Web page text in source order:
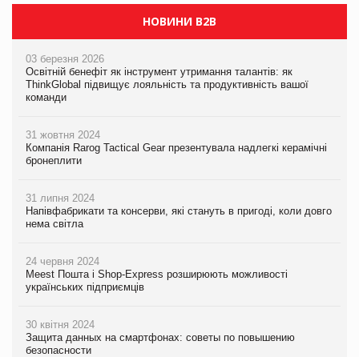
НОВИНИ B2B
03 березня 2026
Освітній бенефіт як інструмент утримання талантів: як
ThinkGlobal підвищує лояльність та продуктивність вашої
команди
31 жовтня 2024
Компанія Rarog Tactical Gear презентувала надлегкі керамічні
бронеплити
31 липня 2024
Напівфабрикати та консерви, які стануть в пригоді, коли довго
нема світла
24 червня 2024
Meest Пошта і Shop-Express розширюють можливості
українських підприємців
30 квітня 2024
Защита данных на смартфонах: советы по повышению
безопасности